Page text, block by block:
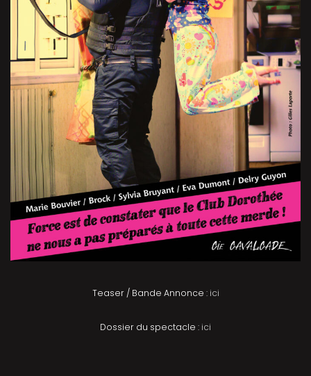
Teaser / Bande Annonce : ici
Dossier du spectacle : ici